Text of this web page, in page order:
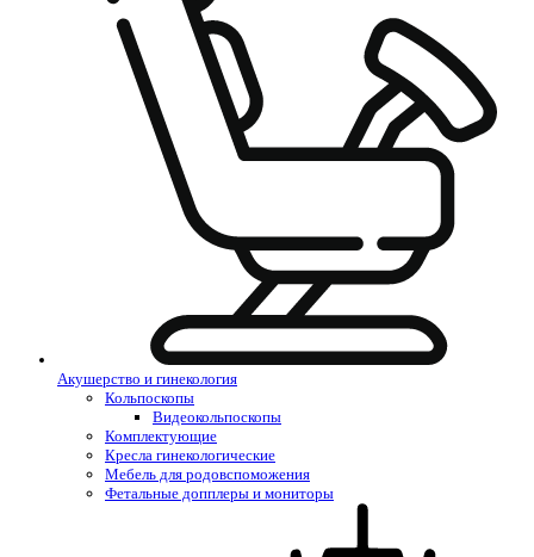
Акушерство и гинекология
Кольпоскопы
Видеокольпоскопы
Комплектующие
Кресла гинекологические
Мебель для родовспоможения
Фетальные допплеры и мониторы